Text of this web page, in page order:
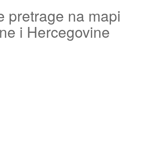
pretrage na mapi
i Hercegovine